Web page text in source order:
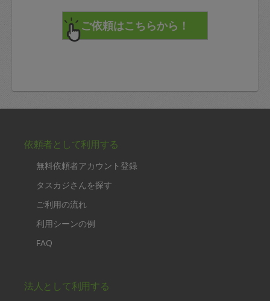
依頼者として利用する
無料依頼者アカウント登録
タスカジさんを探す
ご利用の流れ
利用シーンの例
FAQ
法人として利用する